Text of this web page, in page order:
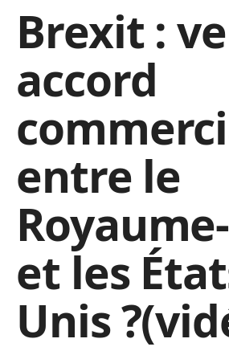
Brexit :
accord
entre le
et les
Unis